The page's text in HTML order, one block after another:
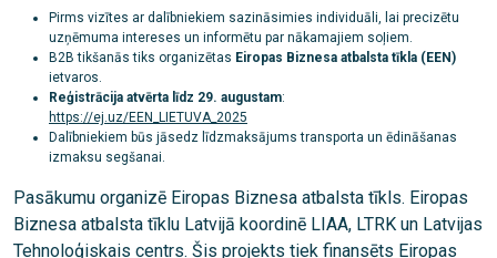
Pirms vizītes ar dalībniekiem sazināsimies individuāli, lai precizētu
uzņēmuma intereses un informētu par nākamajiem soļiem.
B2B tikšanās tiks organizētas Eiropas Biznesa atbalsta tīkla (EEN)
ietvaros.
Reģistrācija atvērta līdz 29. augustam:
https://ej.uz/EEN_LIETUVA_2025
Dalībniekiem būs jāsedz līdzmaksājums transporta un ēdināšanas
izmaksu segšanai.
Pasākumu organizē Eiropas Biznesa atbalsta tīkls. Eiropas
Biznesa atbalsta tīklu Latvijā koordinē LIAA, LTRK un Latvijas
Tehnoloģiskais centrs. Šis projekts tiek finansēts Eiropas